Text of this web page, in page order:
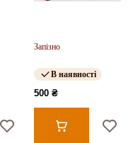
Запізно
В наявності
500 ₴